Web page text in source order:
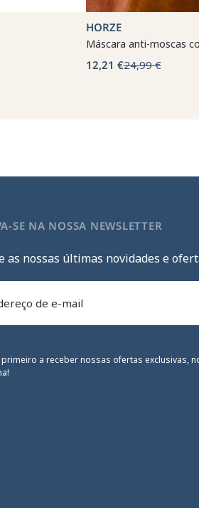
HORZE
Máscara anti-moscas
12,21 €24,99 €
SE NA NOSSA NEWSLETTER
as nossas últimas novidades e
primeiro a receber nossas ofertas exclusivas,